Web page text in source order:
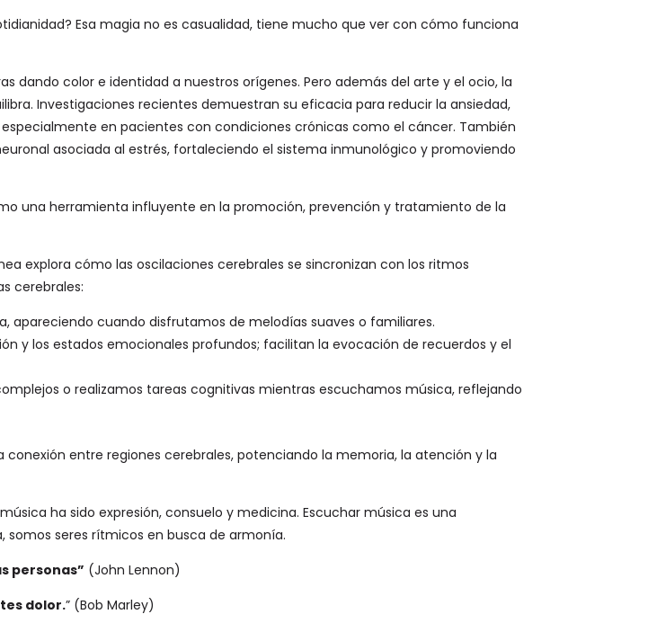
Esa magia no es casualidad, tiene mucho que ver con cómo funciona
dando color e identidad a nuestros orígenes. Pero además del arte y el ocio, la
Investigaciones recientes demuestran su eficacia para reducir la ansiedad,
en pacientes con condiciones crónicas como el cáncer. También
asociada al estrés, fortaleciendo el sistema inmunológico y promoviendo
una herramienta influyente en la promoción, prevención y tratamiento de la
explora cómo las oscilaciones cerebrales se sincronizan con los ritmos
cerebrales:
apareciendo cuando disfrutamos de melodías suaves o familiares.
y los estados emocionales profundos; facilitan la evocación de recuerdos y el
o realizamos tareas cognitivas mientras escuchamos música, reflejando
entre regiones cerebrales, potenciando la memoria, la atención y la
ha sido expresión, consuelo y medicina. Escuchar música es una
seres rítmicos en busca de armonía.
personas” (John Lennon)
dolor.” (Bob Marley)